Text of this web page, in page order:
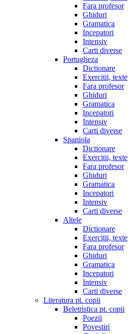
Fara profesor
Ghiduri
Gramatica
Incepatori
Intensiv
Carti diverse
Portugheza
Dictionare
Exercitii, texte
Fara profesor
Ghiduri
Gramatica
Incepatori
Intensiv
Carti diverse
Spaniola
Dictionare
Exercitii, texte
Fara profesor
Ghiduri
Gramatica
Incepatori
Intensiv
Carti diverse
Altele
Dictionare
Exercitii, texte
Fara profesor
Ghiduri
Gramatica
Incepatori
Intensiv
Carti diverse
Literatura pt. copii
Beletristica pt. copii
Poezii
Povestiri